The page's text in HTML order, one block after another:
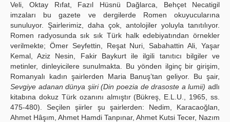
Veli, Oktay Rıfat, Fazıl Hüsnü Dağlarca, Behçet Necatigil
imzaları bu gazete ve dergilerde Romen okuyucularına
sunuluyor. Şairlerimiz, daha çok, antolojiler yoluyla tanıtılıyor.
Romen radyosunda sık sık Türk halk edebiyatından örnekler
verilmekte; Ömer Seyfettin, Reşat Nuri, Sabahattin Ali, Yaşar
Kemal, Aziz Nesin, Fakir Baykurt ile ilgili tanıtıcı bilgiler ve
metinler, dinleyicilere sunulmakta. Bu yönden ilginç bir girişim,
Romanyalı kadın şairlerden Maria Banuş’tan geliyor. Bu şair,
Sevgiye adanan dünya şiiri (Din poezia de drasoste a lumii) adlı
kitabına dokuz Türk ozanını almıştır (Bükreş, E.L.U., 1965, ss.
475-480). Seçilen şiirler şu şairlerden: Nedim, Karacaoğlan,
Ahmet Hâşım, Ahmet Hamdi Tanpınar, Ahmet Kutsi Tecer, Nazım